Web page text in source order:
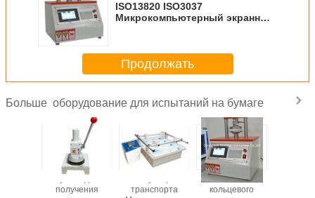
ISO13820 ISO3037
Микрокомпьютерный экранный
Продолжать
Больше оборудование для испытаний на бумаге
получения
транспорта
Испытатель
кольцевого